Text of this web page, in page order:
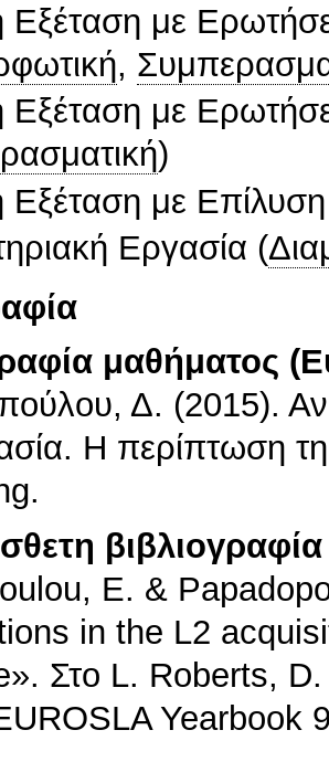
Εξέταση με
,
Εξέταση με
)
Εξέταση με
Εργασία (
μαθήματος
Δ. (2015).
Η περίπτωση
βιβλιογραφία
E. &
in the L2
Στο L. Roberts,